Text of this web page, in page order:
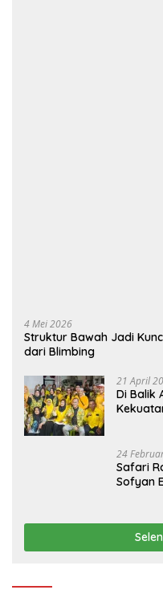
4 Mei 2026
Struktur Bawah Jadi
dari Blimbing
21 April
Di Balik
24
Safari
Sofyan